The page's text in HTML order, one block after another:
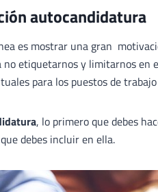
autocandidatura
es mostrar una gran
no etiquetarnos y limitarnos en
para los puestos de
, lo primero que debes
debes incluir en ella.